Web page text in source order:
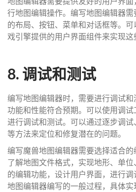
行地图编辑操作。编写地图编辑器
的布局、按钮、菜单和对话框等。
戏引擎提供的用户界面组件来实现这
8. 调试和测试
编写地图编辑器时，需要进行调试
功能和性能符合预期。可以使用调
进行调试和测试。可以通过逐步调
等方法来定位和修复潜在的问题。
编写魔兽地图编辑器需要选择适合的
了解地图文件格式，实现地形、单
的编辑功能，设计用户界面，进行
地图编辑器编写的一般过程，具体